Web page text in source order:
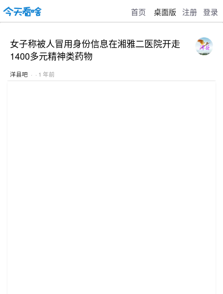
首页 桌面版 注册 登录
女子称被人冒用身份信息在湘雅二医院开走
1400多元精神类药物
洋县吧 · · 1 年前